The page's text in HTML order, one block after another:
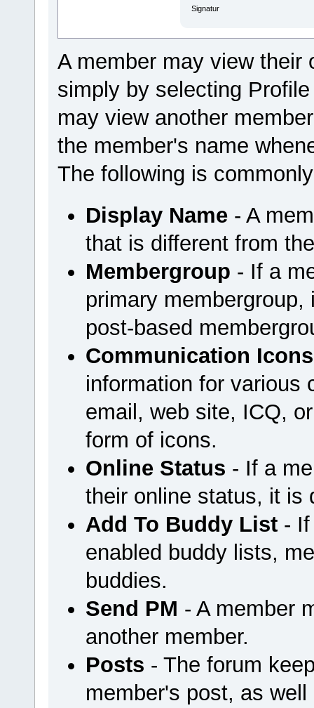
Signatur
A member may view their
simply by selecting
may view another
the member's name
The following is
Display Name- A
that is different from
Membergroup - If a
primary
post-based
Communication Icons
information for various
email, web site, ICQ,
form of icons.
Online Status - If a
their online status, it is
Add To Buddy List- If
enabled buddy lists,
buddies.
Send PM - A member
another member.
Posts - The forum
member's post, as